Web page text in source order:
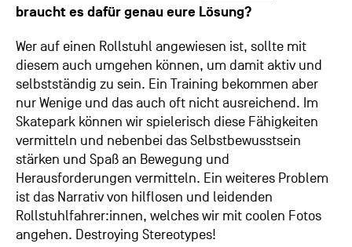
braucht es dafür genau eure Lösung?
Wer auf einen Rollstuhl angewiesen ist, sollte mit
diesem auch umgehen können, um damit aktiv und
selbstständig zu sein. Ein Training bekommen aber
nur Wenige und das auch oft nicht ausreichend. Im
Skatepark können wir spielerisch diese Fähigkeiten
vermitteln und nebenbei das Selbstbewusstsein
stärken und Spaß an Bewegung und
Herausforderungen vermitteln. Ein weiteres Problem
ist das Narrativ von hilflosen und leidenden
Rollstuhlfahrer:innen, welches wir mit coolen Fotos
angehen. Destroying Stereotypes!